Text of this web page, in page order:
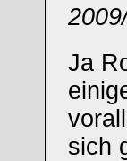
Ja
sich